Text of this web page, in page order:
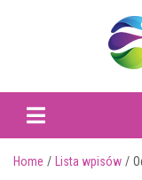
Home Lista wpisów